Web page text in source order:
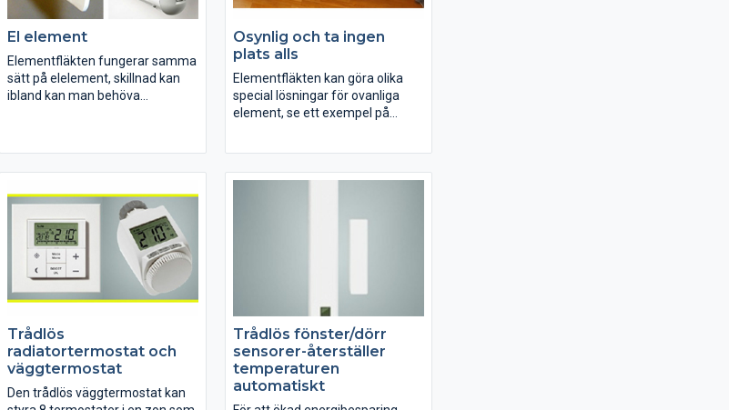
El element
Elementfläkten fungerar samma
sätt på elelement, skillnad kan
ibland kan man behöva
Osynlig och ta ingen
plats alls
Elementfläkten kan göra olika
special lösningar för ovanliga
element, se ett exempel på
Trådlös
radiatortermostat och
väggtermostat
Den trådlös väggtermostat kan
Trådlös fönster/dörr
sensorer-återställer
temperaturen
automatiskt